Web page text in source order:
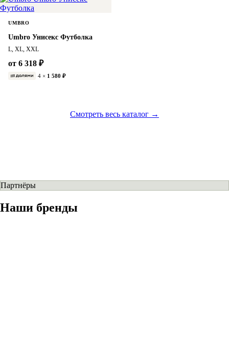
UMBRO
Umbro Унисекс Футболка
L, XL, XXL
от 6 318 ₽
4 × 1 580 ₽
Смотреть весь каталог →
Партнёры
Наши бренды